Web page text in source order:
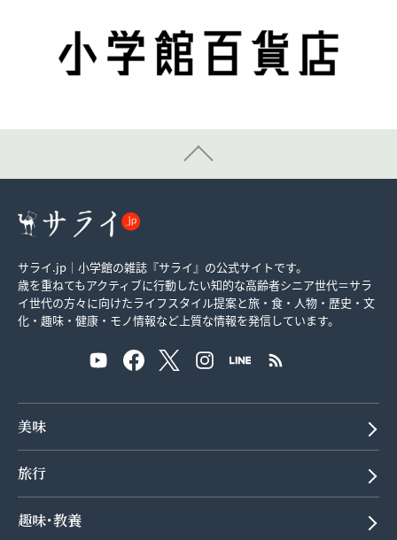
サライ.jp｜小学館の雑誌『サライ』の公式サイトです。
歳を重ねてもアクティブに行動したい知的な高齢者シニア世代＝サラ
イ世代の方々に向けたライフスタイル提案と旅・食・人物・歴史・文
化・趣味・健康・モノ情報など上質な情報を発信しています。
美味
旅行
趣味･教養